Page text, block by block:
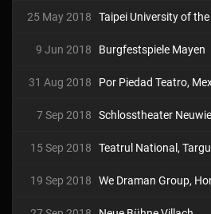
25 May 2018 Taipei University of
9 Jun 2018 Burgfestspiele Mayen
31 Aug 2018 Por Piedad Teatro,
7 Sep 2018 Schlosstheater
15 Sep 2018 Teatrul National,
19 Sep 2018 We Draman Group,